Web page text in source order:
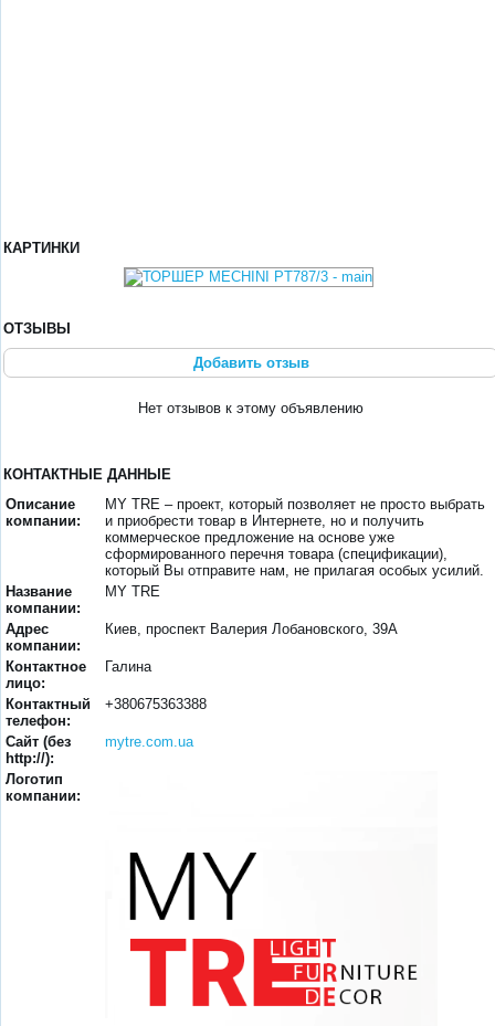
КАРТИНКИ
ОТЗЫВЫ
Добавить отзыв
Нет отзывов к этому объявлению
КОНТАКТНЫЕ ДАННЫЕ
Описание
компании:
MY TRE – проект, который позволяет не просто выбрать
и приобрести товар в Интернете, но и получить
коммерческое предложение на основе уже
сформированного перечня товара (спецификации),
который Вы отправите нам, не прилагая особых усилий.
Название
компании:
MY TRE
Адрес
компании:
Киев, проспект Валерия Лобановского, 39А
Контактное
лицо:
Галина
Контактный
телефон:
+380675363388
Сайт (без
http://):
mytre.com.ua
Логотип
компании: